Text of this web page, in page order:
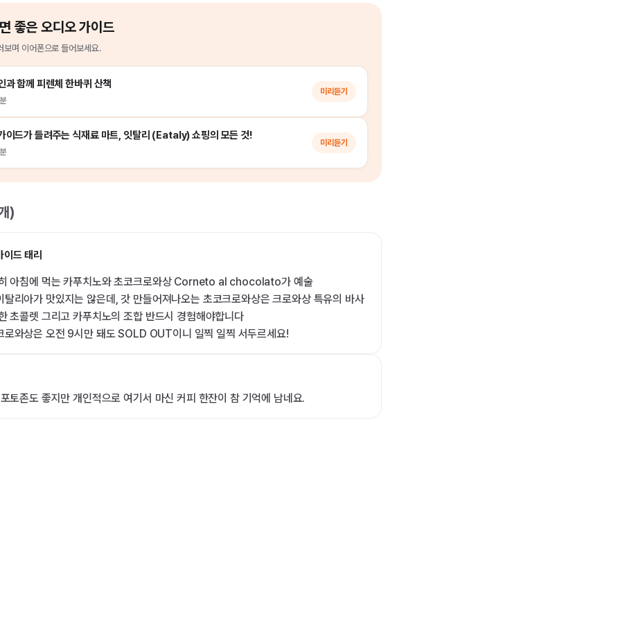
좋은 오디오 가이드
보며 이어폰으로 들어보세요.
과 함께 피렌체 한바퀴 산책
미리듣기
이드가 들려주는 식재료 마트, 잇탈리 (Eataly) 쇼핑의 모든 것!
미리듣기
)
이드 태리
아침에 먹는 카푸치노와 초코크로와상 Corneto al chocolato가 예술
탈리아가 맛있지는 않은데, 갓 만들어져나오는 초코크로와상은 크로와상 특유의 바사
초콜렛 그리고 카푸치노의 조합 반드시 경험해야합니다
로와상은 오전 9시만 돼도 SOLD OUT이니 일찍 일찍 서두르세요!
토존도 좋지만 개인적으로 여기서 마신 커피 한잔이 참 기억에 남네요.